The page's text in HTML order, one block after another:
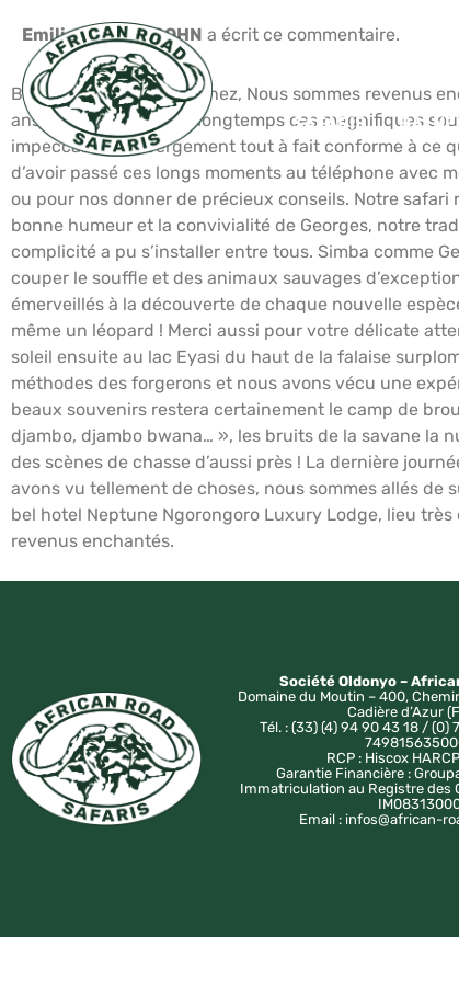
SAFARIS
Emilie MENDELSOHN a écrit ce commentaire.
Bonjour monsieur Blanchez, Nous sommes revenus
ans) allons garder très longtemps ces magnifiques
impeccable, l’hébergement tout à fait conforme à ce
d’avoir passé ces longs moments au téléphone
ou pour nos donner de précieux conseils. Notre
bonne humeur et la convivialité de Georges, notre
complicité a pu s’installer entre tous. Simba comme
couper le souffle et des animaux sauvages
émerveillés à la découverte de chaque nouvelle
même un léopard ! Merci aussi pour votre délicate
soleil ensuite au lac Eyasi du haut de la falaise
méthodes des forgerons et nous avons vécu une
beaux souvenirs restera certainement le camp de
djambo, djambo bwana… », les bruits de la savane la
des scènes de chasse d’aussi près ! La dernière
avons vu tellement de choses, nous sommes allés de
bel hotel Neptune Ngorongoro Luxury Lodge, lieu
revenus enchantés.
Société Oldonyo –
Domaine du Moutin – 400,
Cadière d’Azur
Tél. : (33) (4) 94 90 43 18 / (0)
RCP : Hiscox
Garantie Financière :
Immatriculation au Registre des
Email : infos@african-